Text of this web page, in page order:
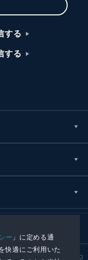
ー 」に定める通
快適にご利用いた
する
する
バシーポリシー